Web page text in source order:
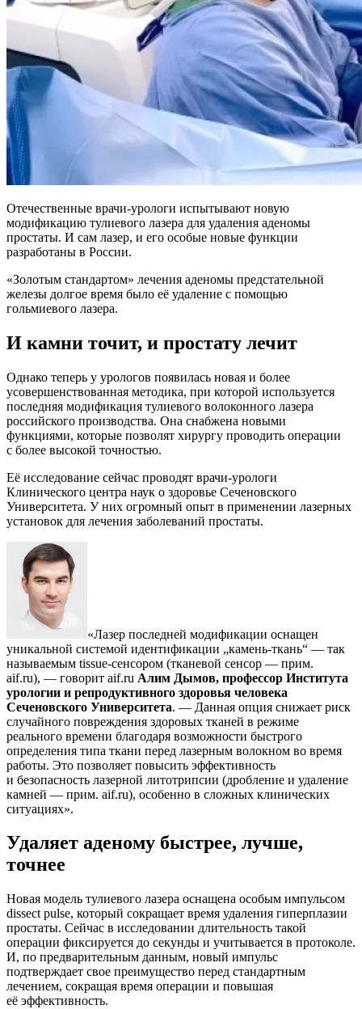
Отечественные врачи-урологи испытывают новую
модификацию тулиевого лазера для удаления аденомы
простаты. И сам лазер, и его особые новые функции
разработаны в России.
«Золотым стандартом» лечения аденомы предстательной
железы долгое время было её удаление с помощью
гольмиевого лазера.
И камни точит, и простату лечит
Однако теперь у урологов появилась новая и более
усовершенствованная методика, при которой используется
последняя модификация тулиевого волоконного лазера
российского производства. Она снабжена новыми
функциями, которые позволят хирургу проводить операции
с более высокой точностью.
Её исследование сейчас проводят врачи-урологи
Клинического центра наук о здоровье Сеченовского
Университета. У них огромный опыт в применении лазерных
установок для лечения заболеваний простаты.
«Лазер последней модификации оснащен
уникальной системой идентификации „камень-ткань“ — так
называемым tissue-сенсором (тканевой сенсор — прим.
aif.ru), — говорит aif.ru Алим Дымов, профессор Института
урологии и репродуктивного здоровья человека
Сеченовского Университета. — Данная опция снижает риск
случайного повреждения здоровых тканей в режиме
реального времени благодаря возможности быстрого
определения типа ткани перед лазерным волокном во время
работы. Это позволяет повысить эффективность
и безопасность лазерной литотрипсии (дробление и удаление
камней — прим. aif.ru), особенно в сложных клинических
ситуациях».
Удаляет аденому быстрее, лучше,
точнее
Новая модель тулиевого лазера оснащена особым импульсом
dissect pulse, который сокращает время удаления гиперплазии
простаты. Сейчас в исследовании длительность такой
операции фиксируется до секунды и учитывается в протоколе.
И, по предварительным данным, новый импульс
подтверждает свое преимущество перед стандартным
лечением, сокращая время операции и повышая
её эффективность.